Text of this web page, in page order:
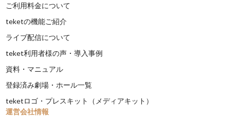
ご利用料金について
teketの機能ご紹介
ライブ配信について
teket利用者様の声・導入事例
資料・マニュアル
登録済み劇場・ホール一覧
teketロゴ・プレスキット（メディアキット）
運営会社情報